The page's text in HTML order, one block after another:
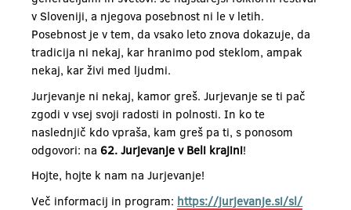
v Sloveniji, a njegova posebnost ni le v letih.
Posebnost je v tem, da vsako leto znova dokazuje, da
tradicija ni nekaj, kar hranimo pod steklom, ampak
nekaj, kar živi med ljudmi.
Jurjevanje ni nekaj, kamor greš. Jurjevanje se ti pač
zgodi v vsej svoji radosti in polnosti. In ko te
naslednjič kdo vpraša, kam greš pa ti, s ponosom
odgovori: na 62. Jurjevanje v Beli krajini!
Hojte, hojte k nam na Jurjevanje!
Več informacij in program: https://jurjevanje.si/sl/